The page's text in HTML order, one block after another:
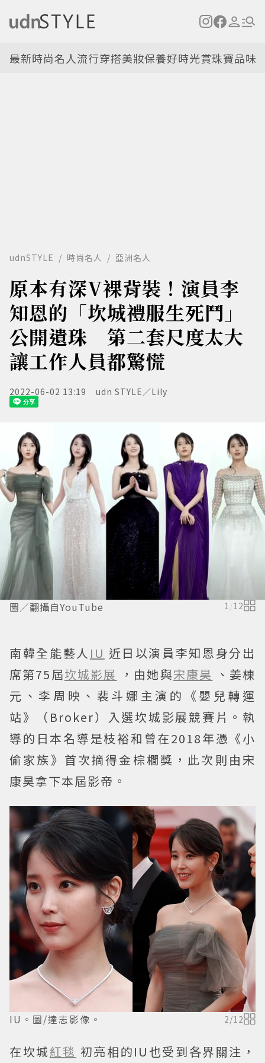
最新時尚名人流行穿搭美妝保養好時光賞珠寶品味
udnSTYLE 時尚名人 亞洲名人
原本有深V裸背裝！演員李
知恩的「坎城禮服生死鬥」
公開遺珠 第二套尺度太大
讓工作人員都驚慌
2022-06-02 13:19 udn STYLE／Lily
圖／翻攝自YouTube 1 /12
南韓全能藝人 IU 近日以演員李知恩身分出
席第75屆坎城影展 ，由她與宋康昊 、姜棟
元、李周映、裴斗娜主演的《嬰兒轉運
站》（Broker）入選坎城影展競賽片。執
導的日本名導是枝裕和曾在2018年憑《小
偷家族》首次摘得金棕櫚獎，此次則由宋
康昊拿下本屆影帝。
IU。圖/達志影像。 2/12
在坎城紅毯 初亮相的IU也受到各界關注，